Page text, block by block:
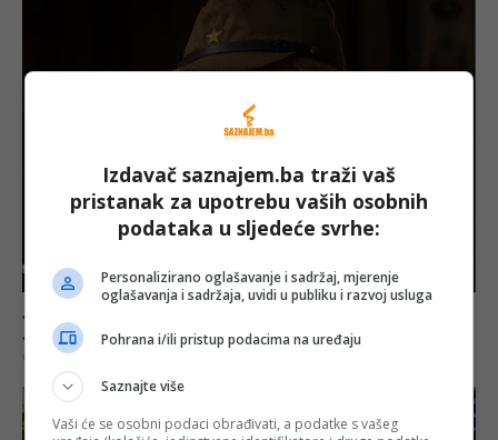
Izdavač saznajem.ba traži vaš
pristanak za upotrebu vaših osobnih
podataka u sljedeće svrhe:
Personalizirano oglašavanje i sadržaj, mjerenje
oglašavanja i sadržaja, uvidi u publiku i razvoj usluga
Pohrana i/ili pristup podacima na uređaju
Saznajte više
Vaši će se osobni podaci obrađivati, a podatke s vašeg